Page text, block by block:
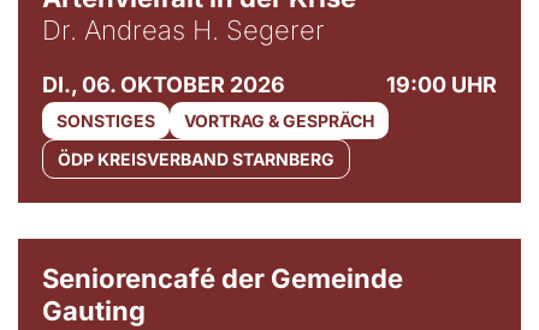
Dr. Andreas H. Segerer
DI., 06. OKTOBER 2026 19:00 UHR
SONSTIGES
VORTRAG & GESPRÄCH
ÖDP KREISVERBAND STARNBERG
Seniorencafé der Gemeinde
Gauting